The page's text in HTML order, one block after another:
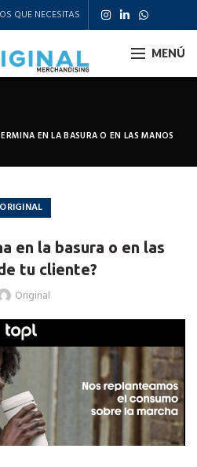
QUE NECESITAS
MENÚ
EN LA BASURA O EN LAS MANOS
ORIGINAL
en la basura o en las
tu cliente?
Original